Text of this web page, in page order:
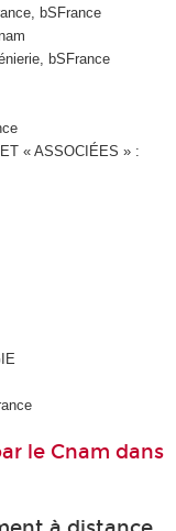
bSFrance
bSFrance
« ASSOCIÉES » :
le Cnam dans